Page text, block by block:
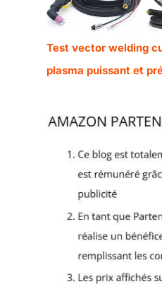
Test vector welding
plasma puissant et